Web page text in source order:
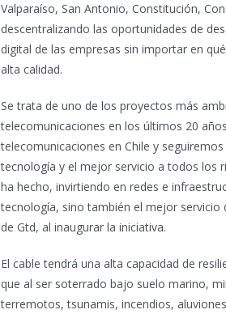
Valparaíso, San Antonio, Constitución,
descentralizando las oportunidades de
digital de las empresas sin importar en
alta calidad.
Se trata de uno de los proyectos más
telecomunicaciones en los últimos 20
telecomunicaciones en Chile y
tecnología y el mejor servicio a todos los
ha hecho, invirtiendo en redes e
tecnología, sino también el mejor servicio
de Gtd, al inaugurar la iniciativa.
El cable tendrá una alta capacidad de
que al ser soterrado bajo suelo marino,
terremotos, tsunamis, incendios,